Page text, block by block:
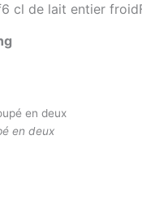
cl de lait entier
en deux